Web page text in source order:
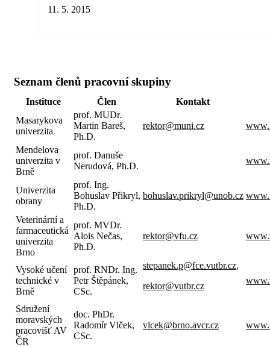
11. 5. 2015
Seznam členů pracovní skupiny
Instituce Člen
Kontakt
Masarykova
univerzita
prof. MUDr.
Martin Bareš,
Ph.D.
rektor@muni.cz
Mendelova
univerzita v
Brně
prof. Danuše
Nerudová, Ph.D.
Univerzita
obrany
prof. Ing.
Bohuslav Přikryl,
Ph.D.
bohuslav.prikryl@unob.cz
Veterinární a
farmaceutická
univerzita
Brno
prof. MVDr.
Alois Nečas,
Ph.D.
rektor@vfu.cz
Vysoké učení
technické v
Brně
prof. RNDr. Ing.
Petr Štěpánek,
CSc.
stepanek.p@fce.vutbr.cz,
rektor@vutbr.cz
Sdružení
moravských
pracovišť AV
ČR
doc. PhDr.
Radomír Vlček,
CSc.
vlcek@brno.avcr.cz